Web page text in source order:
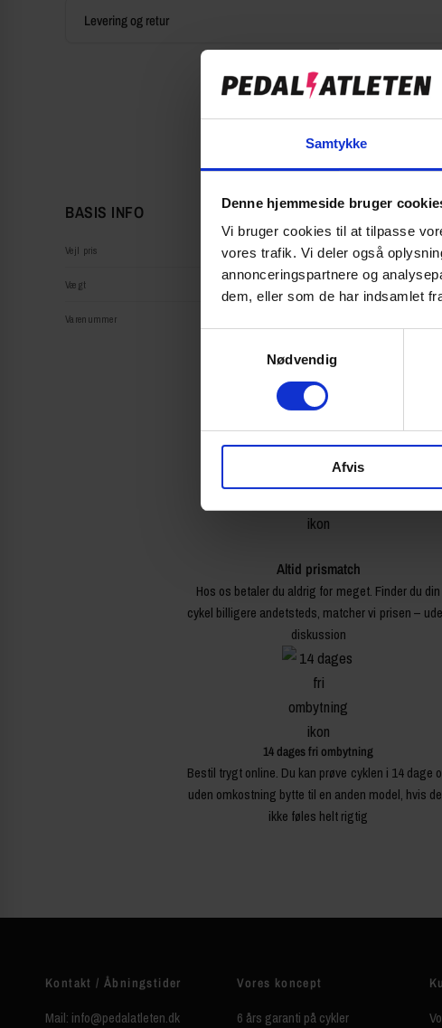
Samtykke
Denne hjemmeside bruger
Vi bruger cookies til at tilpasse
vores trafik. Vi deler også
annonceringspartnere og
dem, eller som de har indsamlet
v
Nødvendig
Afvis
Levering og retur
BASIS INFO
Vejl pris
Vægt
Varenummer
Altid prismatch
Hos os betaler du aldrig for meget. Finder du din
cykel billigere andetsteds, matcher vi prisen –
diskussion
14 dages fri ombytning
Bestil trygt online. Du kan prøve cyklen i 14 dage
uden omkostning bytte til en anden model, hvis
ikke føles helt rigtig
Kontakt / Åbningstider
Mail: info@pedalatleten.dk
Vores koncept
6 års garanti på cykler